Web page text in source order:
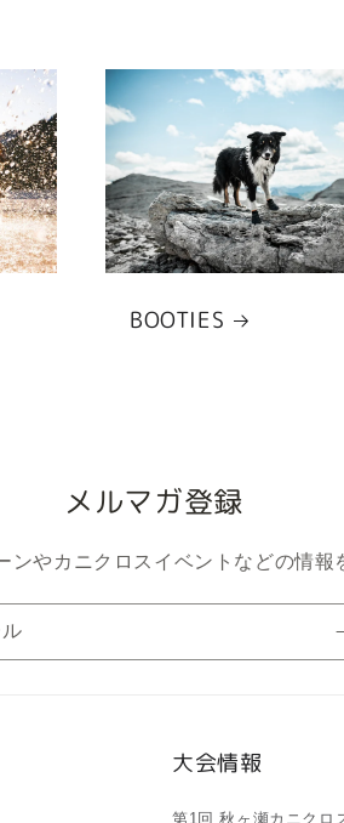
BOOTIES
メルマガ登録
ンやカニクロスイベントなどの情報
大会情報
第1回 秋ヶ瀬カニクロ